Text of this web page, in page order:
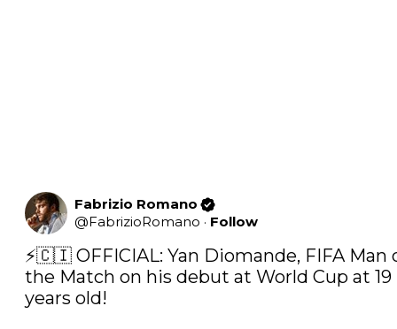
Fabrizio Romano
@FabrizioRomano · Follow
⚡️🇨🇮 OFFICIAL: Yan Diomande, FIFA Man
the Match on his debut at World Cup at 19
years old!